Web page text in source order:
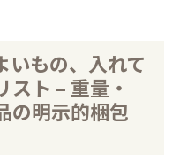
いもの、入れて
ト – 重量・
の明示的梱包